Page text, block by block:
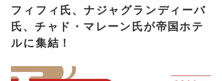
フィフィ氏、ナジャグランディーバ
氏、チャド・マレーン氏が帝国ホテ
ルに集結！